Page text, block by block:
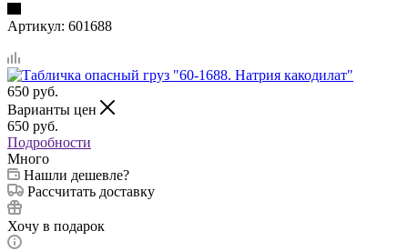
Артикул: 601688
650 руб.
Варианты цен
650 руб.
Подробности
Много
Нашли дешевле?
Рассчитать доставку
Хочу в подарок